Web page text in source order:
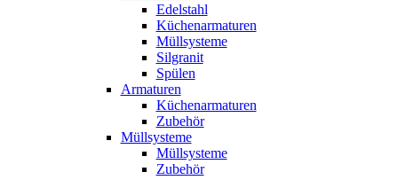
Edelstahl
Küchenarmaturen
Müllsysteme
Silgranit
Spülen
Armaturen
Küchenarmaturen
Zubehör
Müllsysteme
Müllsysteme
Zubehör